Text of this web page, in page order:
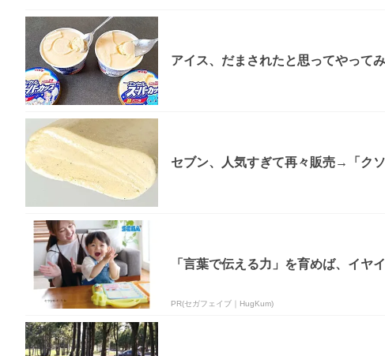
アイス、だまされたと思ってやって
セブン、人気すぎて再々販売→「ク
「言葉で伝える力」を育めば、イ
PR(セガフェイブ｜HugKum)